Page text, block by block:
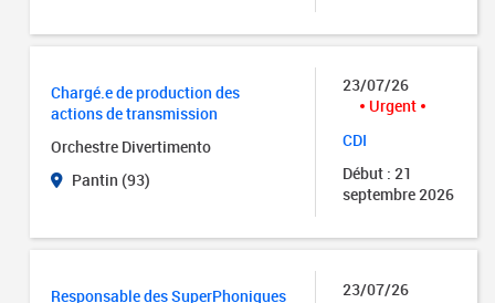
Chargé.e de production des
actions de transmission
Orchestre Divertimento
Pantin (93)
23/07/26
Urgent
CDI
Début : 21
septembre 2026
Responsable des SuperPhoniques
23/07/26